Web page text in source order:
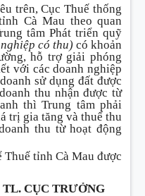
trên, Cục Thuế thống
Cà Mau theo quan
tâm Phát triển quỹ
có thu)có khoản
hỗ trợ giải phóng
với các doanh nghiệp
sử dụng đất được
thu nhận được từ
thì Trung tâm phải
trị gia tăng và thuế thu
thu từ hoạt động
Thuế tỉnh Cà Mau được
TL. CỤC TRƯỞNG